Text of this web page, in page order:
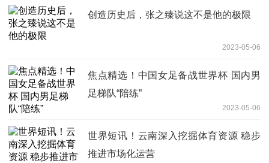
创造历史后，张之臻说这不是他的极限
2023-05-06
焦点精选！中国女足备战世界杯 国内男
足梯队“陪练”
2023-05-06
世界短讯！云南深入挖掘体育资源 稳步
推进市场化运营